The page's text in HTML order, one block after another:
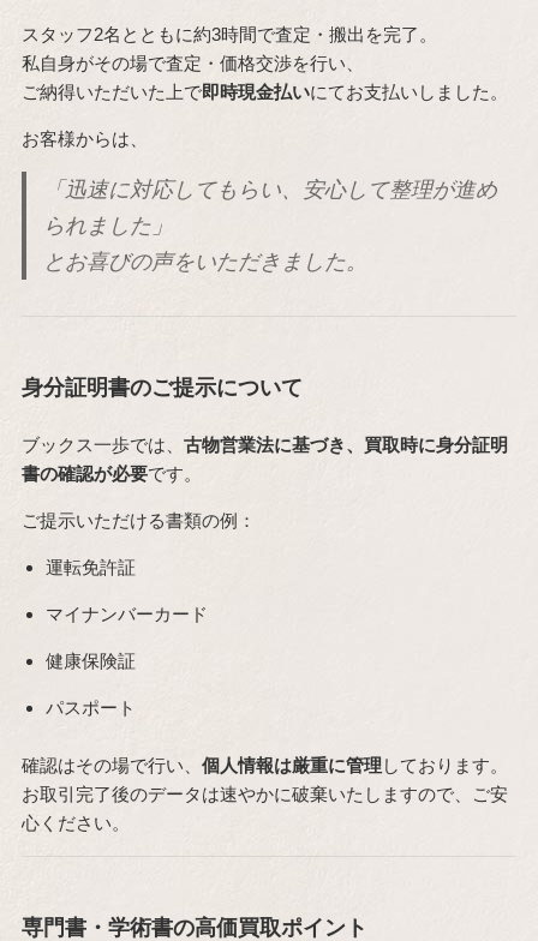
スタッフ2名とともに約3時間で査定・搬出を完了。
私自身がその場で査定・価格交渉を行い、
ご納得いただいた上で即時現金払いにてお支払いしました。
お客様からは、
「迅速に対応してもらい、安心して整理が進め
られました」
とお喜びの声をいただきました。
身分証明書のご提示について
ブックス一歩では、 古物営業法に基づき、買取時に身分証明
書の確認が必要です。
ご提示いただける書類の例：
運転免許証
マイナンバーカード
健康保険証
パスポート
確認はその場で行い、 個人情報は厳重に管理 しております。
お取引完了後のデータは速やかに破棄いたしますので、ご安
心ください。
専門書・学術書の高価買取ポイント